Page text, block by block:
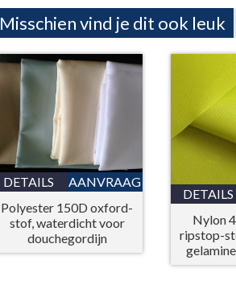
Misschien vind je dit ook leuk
DETAILS
AANVRAAG
Polyester 150D oxford-
stof, waterdicht voor
douchegordijn
DETAILS
Nylon
ripstop-